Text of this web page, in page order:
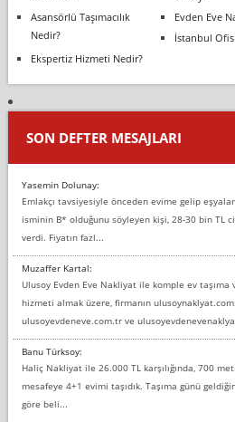
Asansörlü Taşımacılık
Nedir?
Evden Eve
İstanbul Ofis
Ekspertiz Hizmeti Nedir?
SON DEFTER MESAJLARI
Yasemin Dolunay:
Emlakçı tavsiyesiyle önceden evime gelip
isminin B* olduğunu söyleyen kişi, 28-30 bin TL
verdi. Fiyatın fazl...
Muzaffer Kartal:
Ulusoy Evden Eve Nakliyat ile komple ev taşıma
hizmeti almak üzere, firmanın
ulusoyevdeneve.com.tr ve
Banu Türksoy:
Haliç Nakliyat ile 26.000 TL karşılığında, 700
mesafeye 4+1 evimi taşıdık. Taşıma günü
göre beli...